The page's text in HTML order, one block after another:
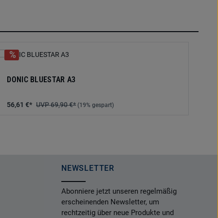
DONIC BLUESTAR A3
56,61 €* 69,90 €* (19% gespart)
NEWSLETTER
Abonniere jetzt unseren regelmäßig
erscheinenden Newsletter, um
rechtzeitig über neue Produkte und